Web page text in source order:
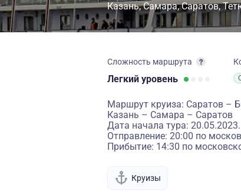
Казань Самара Саратов
Сложность маршрута
Легкий уровень
Маршрут круиза: Саратов –
Казань – Самара – Саратов
Дата начала тура: 20.05.2023.
Отправление: 20:00 по
Прибытие: 14:30 по
Круизы